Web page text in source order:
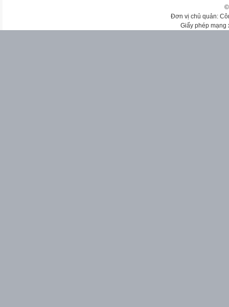
Đơn vị chủ quản:
Giấy phép mạng